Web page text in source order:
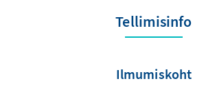
Tellimisinfo
Ilmumiskoht